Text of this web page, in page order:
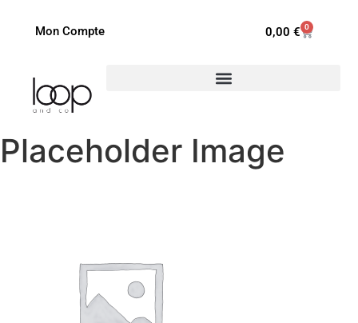
Mon Compte 0,00 € 0
Placeholder Image